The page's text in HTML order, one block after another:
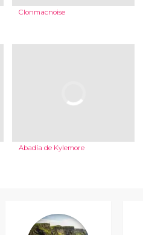
Clonmacnoise
Abadía de Kylemore